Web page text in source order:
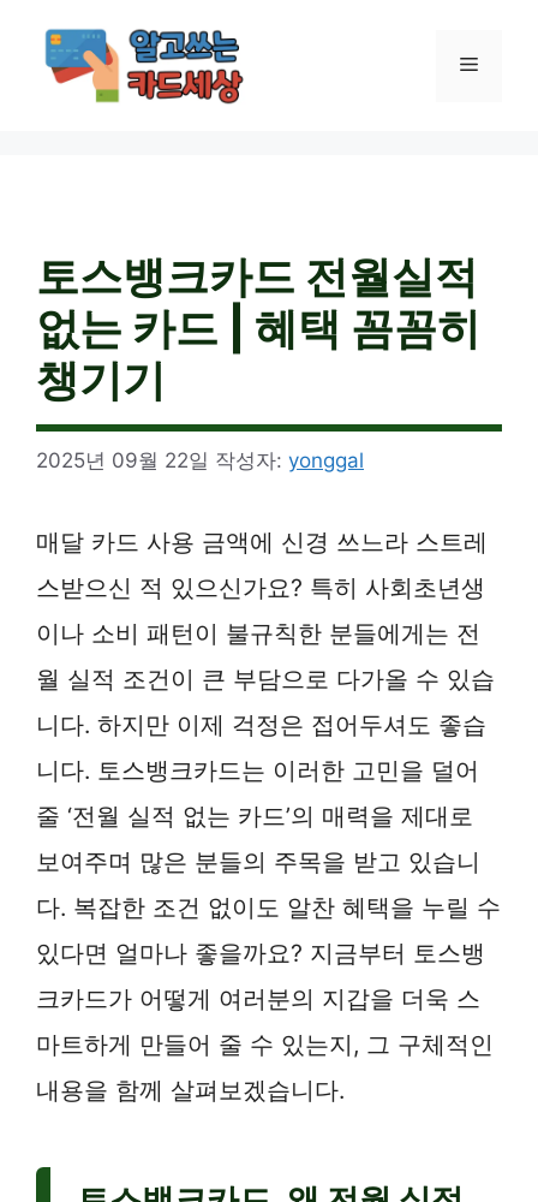
메
토스뱅크카드 전월실적
없는 카드 | 혜택 꼼꼼히
챙기기
2025년 09월 22일 작성자: yonggal
매달 카드 사용 금액에 신경 쓰느라 스트레
스받으신 적 있으신가요? 특히 사회초년생
이나 소비 패턴이 불규칙한 분들에게는 전
월 실적 조건이 큰 부담으로 다가올 수 있습
니다. 하지만 이제 걱정은 접어두셔도 좋습
니다. 토스뱅크카드는 이러한 고민을 덜어
줄 ‘전월 실적 없는 카드’의 매력을 제대로
보여주며 많은 분들의 주목을 받고 있습니
다. 복잡한 조건 없이도 알찬 혜택을 누릴 수
있다면 얼마나 좋을까요? 지금부터 토스뱅
크카드가 어떻게 여러분의 지갑을 더욱 스
마트하게 만들어 줄 수 있는지, 그 구체적인
내용을 함께 살펴보겠습니다.